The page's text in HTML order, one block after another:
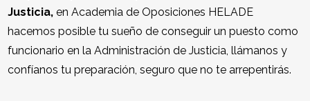
Justicia,en Academia de Oposiciones HELADE
hacemos posible tu sueño de conseguir un puesto como
funcionario en la Administración de Justicia, llámanos y
confíanos tu preparación, seguro que no te arrepentirás.